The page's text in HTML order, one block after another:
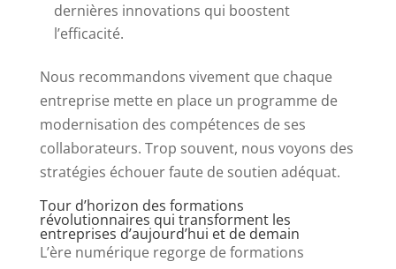
dernières innovations qui boostent
l’efficacité.
Nous recommandons vivement que chaque
entreprise mette en place un programme de
modernisation des compétences de ses
collaborateurs. Trop souvent, nous voyons des
stratégies échouer faute de soutien adéquat.
Tour d’horizon des formations
révolutionnaires qui transforment les
entreprises d’aujourd’hui et de demain
L’ère numérique regorge de formations